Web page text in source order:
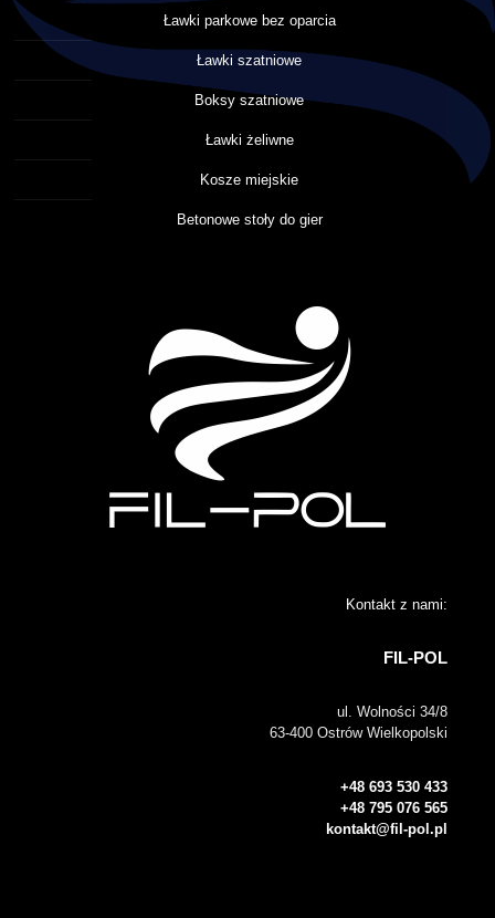
Ławki parkowe bez oparcia
Ławki szatniowe
Boksy szatniowe
Ławki żeliwne
Kosze miejskie
Betonowe stoły do gier
Kontakt z nami:
FIL-POL
ul. Wolności 34/8
63-400 Ostrów Wielkopolski
+48 693 530 433
+48 795 076 565
kontakt@fil-pol.pl